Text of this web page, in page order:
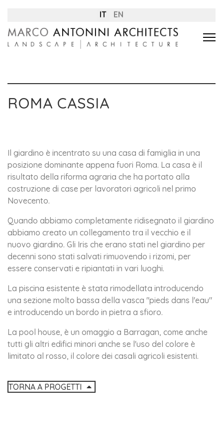
IT EN
ROMA CASSIA
Il giardino è incentrato su una casa di famiglia in una
posizione dominante appena fuori Roma. La casa è il
risultato della riforma agraria che ha portato alla
costruzione di case per lavoratori agricoli nel primo
Novecento.
Quando abbiamo completamente ridisegnato il giardino
abbiamo creato un collegamento tra il vecchio e il
nuovo giardino. Gli Iris che erano stati nel giardino per
decenni sono stati salvati rimuovendo i rizomi, per
essere conservati e ripiantati in vari luoghi.
La piscina esistente è stata rimodellata introducendo
una sezione molto bassa della vasca "pieds dans l'eau"
e introducendo un bordo in pietra a sfioro.
La pool house, è un omaggio a Barragan, come anche
tutti gli altri edifici minori anche se l'uso del colore è
limitato al rosso, il colore dei casali agricoli esistenti.
TORNA A PROGETTI